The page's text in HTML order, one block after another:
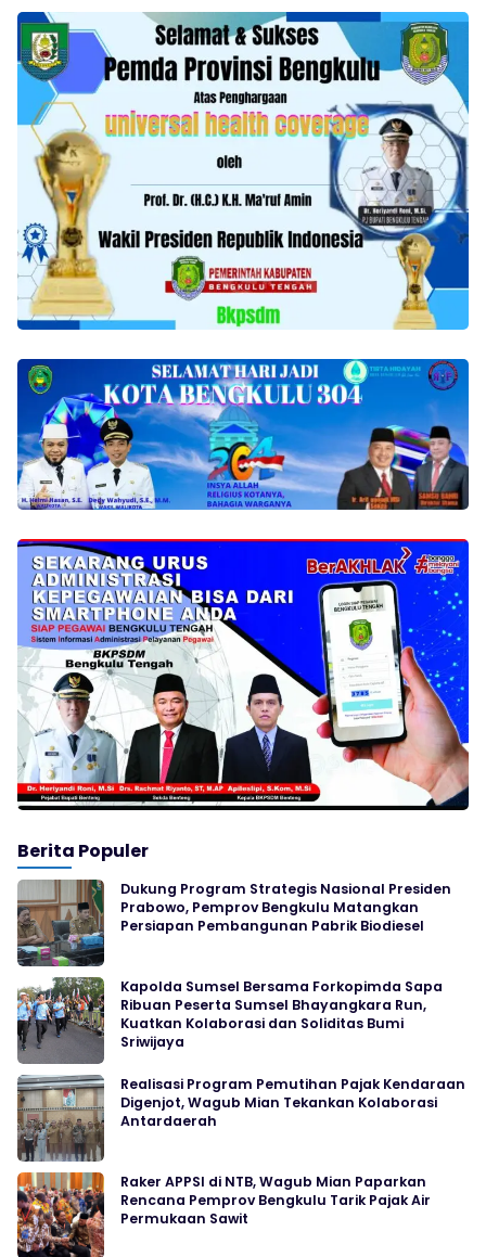
Berita Populer
Dukung Program Strategis Nasional Presiden
Prabowo, Pemprov Bengkulu Matangkan
Persiapan Pembangunan Pabrik Biodiesel
Kapolda Sumsel Bersama Forkopimda Sapa
Ribuan Peserta Sumsel Bhayangkara Run,
Kuatkan Kolaborasi dan Soliditas Bumi
Sriwijaya
Realisasi Program Pemutihan Pajak Kendaraan
Digenjot, Wagub Mian Tekankan Kolaborasi
Antardaerah
Raker APPSI di NTB, Wagub Mian Paparkan
Rencana Pemprov Bengkulu Tarik Pajak Air
Permukaan Sawit